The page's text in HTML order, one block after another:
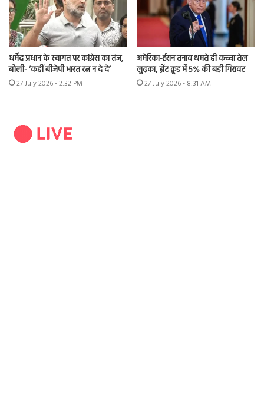
धर्मेंद्र प्रधान के स्वागत पर कांग्रेस का तंज,
बोली- ‘कहीं बीजेपी भारत रत्न न दे दे’
27 July 2026 - 2:32 PM
अमेरिका-ईरान तनाव थमते ही कच्चा तेल
लुढ़का, ब्रेंट क्रूड में 5% की बड़ी गिरावट
27 July 2026 - 8:31 AM